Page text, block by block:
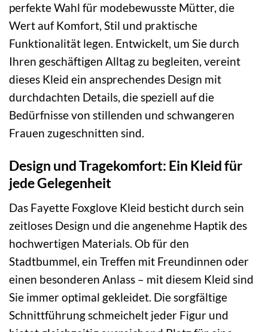
perfekte Wahl für modebewusste Mütter, die
Wert auf Komfort, Stil und praktische
Funktionalität legen. Entwickelt, um Sie durch
Ihren geschäftigen Alltag zu begleiten, vereint
dieses Kleid ein ansprechendes Design mit
durchdachten Details, die speziell auf die
Bedürfnisse von stillenden und schwangeren
Frauen zugeschnitten sind.
Design und Tragekomfort: Ein Kleid für
jede Gelegenheit
Das Fayette Foxglove Kleid besticht durch sein
zeitloses Design und die angenehme Haptik des
hochwertigen Materials. Ob für den
Stadtbummel, ein Treffen mit Freundinnen oder
einen besonderen Anlass – mit diesem Kleid sind
Sie immer optimal gekleidet. Die sorgfältige
Schnittführung schmeichelt jeder Figur und